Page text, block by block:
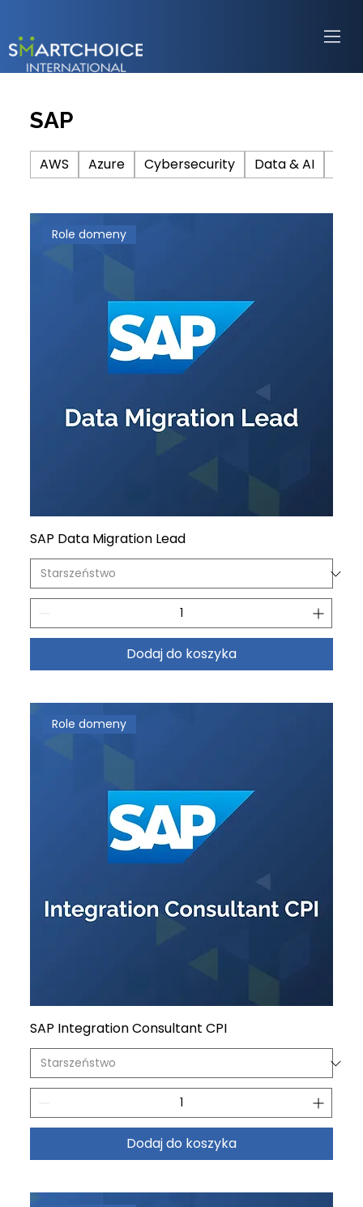
SAP
AWS Azure Cybersecurity Data & AI
Role domeny
SAP Data Migration Lead
Dodaj do koszyka
Role domeny
SAP Integration Consultant CPI
Dodaj do koszyka